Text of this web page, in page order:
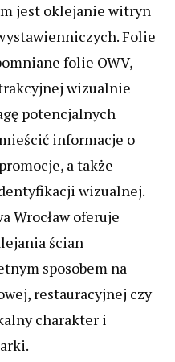
jest oklejanie witryn
Folie
folie OWV,
wizualnie
potencjalnych
informacje o
a także
wizualnej.
Wrocław oferuje
ścian
sposobem na
restauracyjnej czy
charakter i